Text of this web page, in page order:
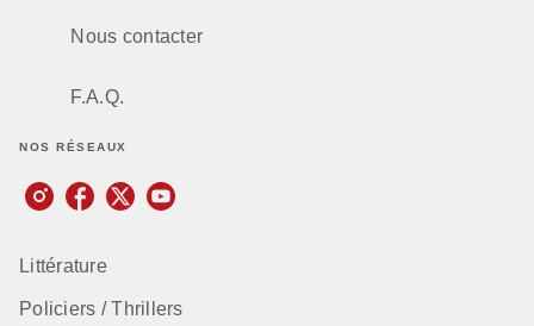
Nous contacter
F.A.Q.
NOS RÉSEAUX
Littérature
Policiers / Thrillers